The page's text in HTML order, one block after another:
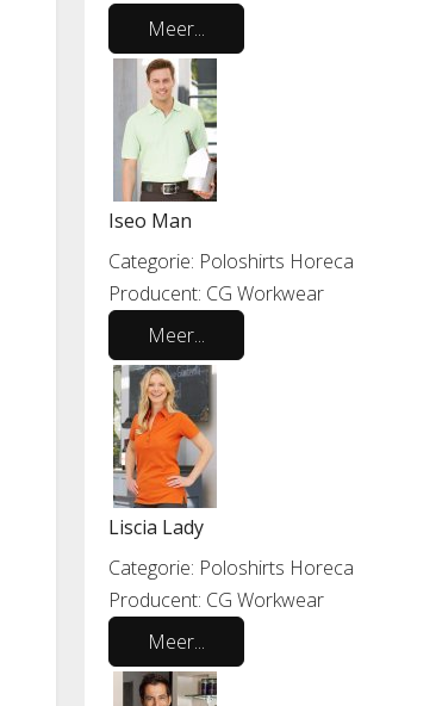
Meer...
Iseo Man
Categorie: Poloshirts Horeca
Producent: CG Workwear
Meer...
Liscia Lady
Categorie: Poloshirts Horeca
Producent: CG Workwear
Meer...